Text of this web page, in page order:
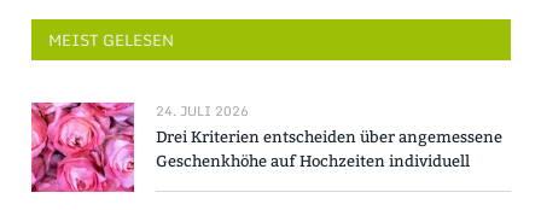
MEIST GELESEN
24. JULI 2026
Drei Kriterien entscheiden über angemessene
Geschenkhöhe auf Hochzeiten individuell